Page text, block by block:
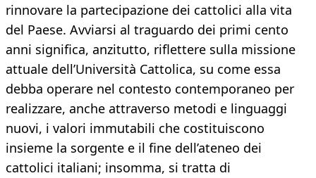
rinnovare la partecipazione dei cattolici alla vita
del Paese. Avviarsi al traguardo dei primi cento
anni significa, anzitutto, riflettere sulla missione
attuale dell’Università Cattolica, su come essa
debba operare nel contesto contemporaneo per
realizzare, anche attraverso metodi e linguaggi
nuovi, i valori immutabili che costituiscono
insieme la sorgente e il fine dell’ateneo dei
cattolici italiani; insomma, si tratta di